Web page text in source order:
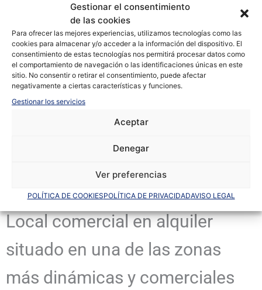
Gestionar el consentimiento
de las cookies
Para ofrecer las mejores experiencias, utilizamos tecnologías como las
cookies para almacenar y/o acceder a la información del dispositivo. El
consentimiento de estas tecnologías nos permitirá procesar datos como
el comportamiento de navegación o las identificaciones únicas en este
sitio. No consentir o retirar el consentimiento, puede afectar
negativamente a ciertas características y funciones.
Gestionar los servicios
Aceptar
Denegar
Ver preferencias
POLÍTICA DE COOKIESPOLÍTICA DE PRIVACIDADAVISO LEGAL
+6 fotos
Centro
Local comercial en alquiler
situado en una de las zonas
más dinámicas y comerciales